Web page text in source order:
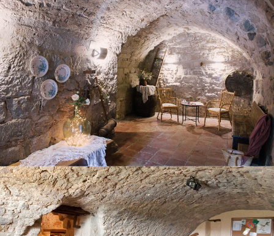
SALA AMB PING PONG